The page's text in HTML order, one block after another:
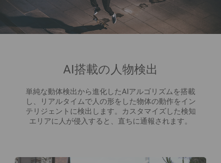
AI搭載の人物検出
単純な動体検出から進化したAIアルゴリズムを搭載
し、リアルタイムで人の形をした物体の動作をイン
テリジェントに検出します。カスタマイズした検知
エリアに人が侵入すると、直ちに通報されます。